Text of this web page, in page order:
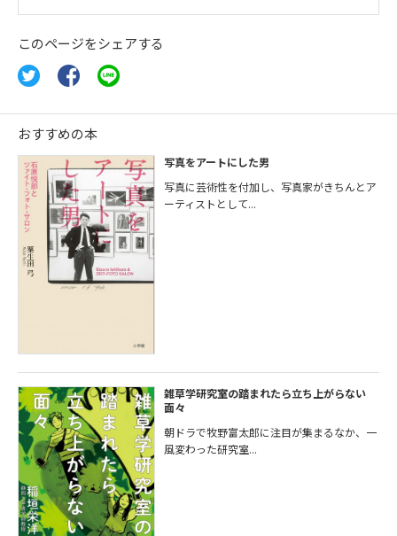
このページをシェアする
おすすめの本
写真をアートにした男
写真に芸術性を付加し、写真家がきちんとア
ーティストとして...
雑草学研究室の踏まれたら立ち上がらない
面々
朝ドラで牧野富太郎に注目が集まるなか、一
風変わった研究室...